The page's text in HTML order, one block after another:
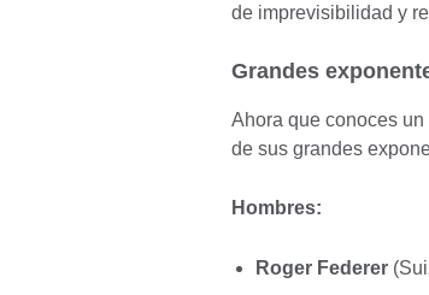
de imprevisibilidad y
Grandes
Ahora que conoces
de sus grandes
Hombres:
Roger Federer